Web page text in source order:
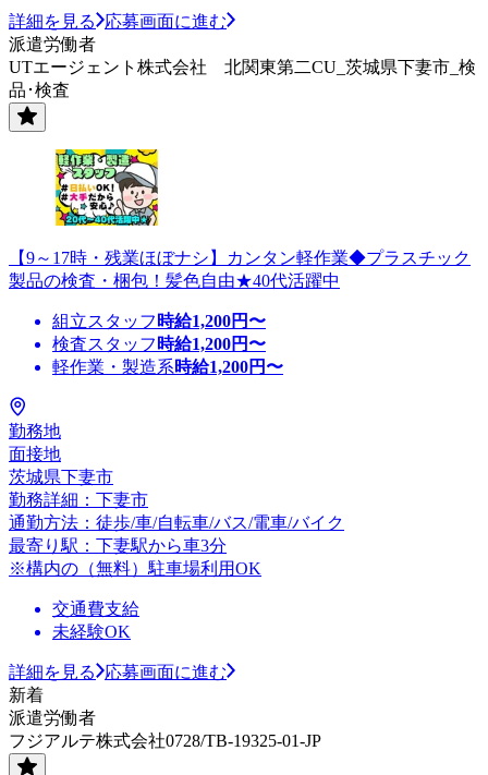
詳細を見る
応募画面に進む
派遣労働者
UTエージェント株式会社 北関東第二CU_茨城県下妻市_検
品･検査
【9～17時・残業ほぼナシ】カンタン軽作業◆プラスチック
製品の検査・梱包！髪色自由★40代活躍中
組立スタッフ 時給1,200円〜
検査スタッフ 時給1,200円〜
軽作業・製造系時給1,200円〜
勤務地
面接地
茨城県下妻市
勤務詳細：下妻市
通勤方法：徒歩/車/自転車/バス/電車/バイク
最寄り駅：下妻駅から車3分
※構内の（無料）駐車場利用OK
交通費支給
未経験OK
詳細を見る
応募画面に進む
新着
派遣労働者
フジアルテ株式会社0728/TB-19325-01-JP